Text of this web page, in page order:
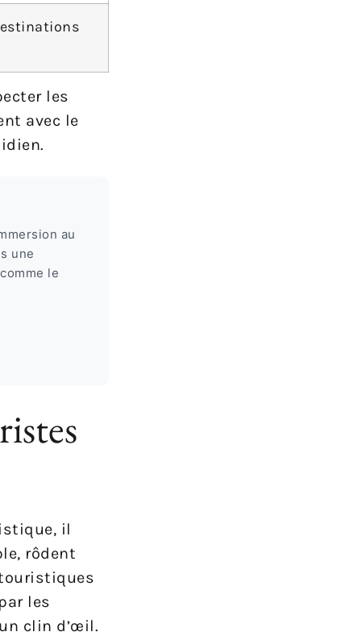
les
avec le
au
une
le
il
rôdent
les
clin d’œil.